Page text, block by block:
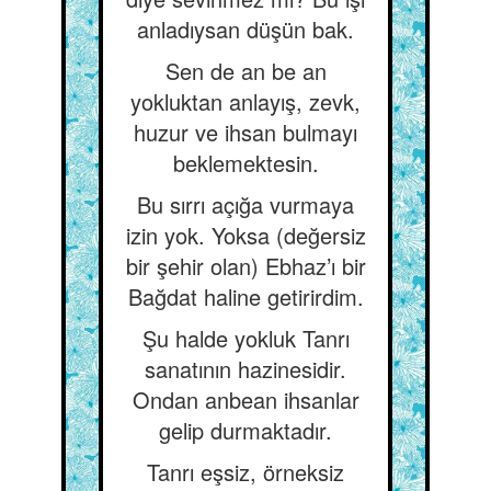
anladıysan düşün bak.
Sen de an be an
yokluktan anlayış, zevk,
huzur ve ihsan bulmayı
beklemektesin.
Bu sırrı açığa vurmaya
izin yok. Yoksa (değersiz
bir şehir olan) Ebhaz’ı bir
Bağdat haline getirirdim.
Şu halde yokluk Tanrı
sanatının hazinesidir.
Ondan anbean ihsanlar
gelip durmaktadır.
Tanrı eşsiz, örneksiz